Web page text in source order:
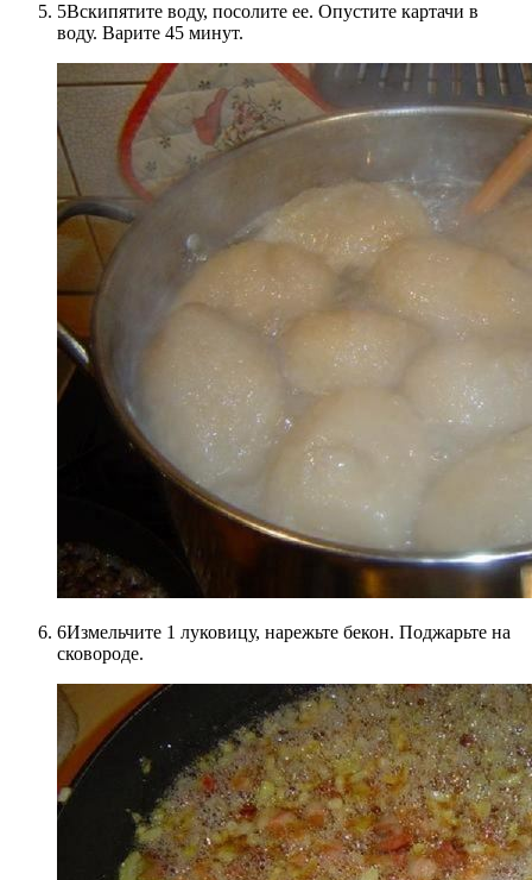
5Вскипятите воду, посолите ее. Опустите картачи в
воду. Варите 45 минут.
6Измельчите 1 луковицу, нарежьте бекон. Поджарьте на
сковороде.